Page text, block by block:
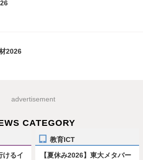
2026
advertisement
CATEGORY
けるイ
教育ICT
【夏休み2026】東大メタバー